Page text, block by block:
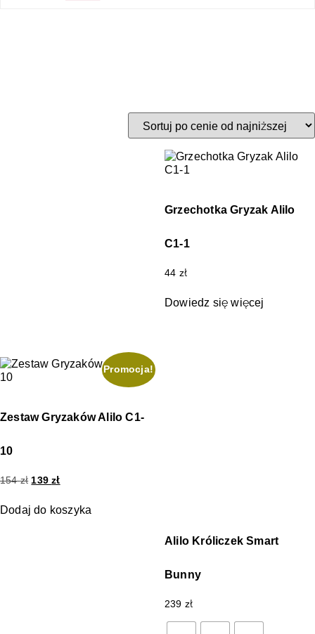
Grzechotka Gryzak Alilo
C1-1
44 zł
Dowiedz się więcej
Promocja!
Zestaw Gryzaków Alilo C1-
10
154zł 139zł
Dodaj do koszyka
Alilo Króliczek Smart
Bunny
239 zł